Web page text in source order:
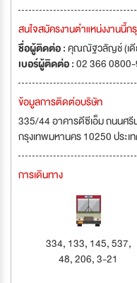
สนใจสมัครงานตำแหน่งงานนี้
ชื่อผู้ติดต่อ :คุณณัฐวลัญช์ (เดี
เบอร์ผู้ติดต่อ :02 366
ข้อมูลการติดต่อบริษัท
335/44 อาคารดีซีเอ็ม ถนนศรี
กรุงเทพมหานคร 10250 ประเ
การเดินทาง
334, 133, 145, 537,
48, 206, 3-21